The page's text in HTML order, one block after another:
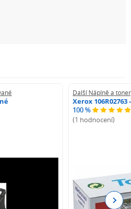
Další Náplně a
Xerox
100 %
(1 hodnocení)
Next